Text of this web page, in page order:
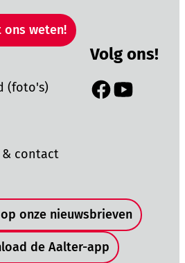
ons weten!
(foto's)
& contact
Volg ons!
Facebook
YouTube
onze nieuwsbrieven
de Aalter-app